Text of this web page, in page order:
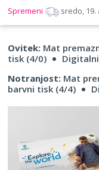
Spremeni sredo, 19.
Ovitek: Mat
tisk (4/0)
Notranjost: Mat
barvni tisk (4/4)